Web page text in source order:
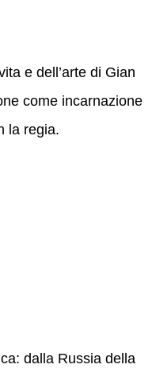
e dell’arte di Gian
come incarnazione
la regia.
dalla Russia della